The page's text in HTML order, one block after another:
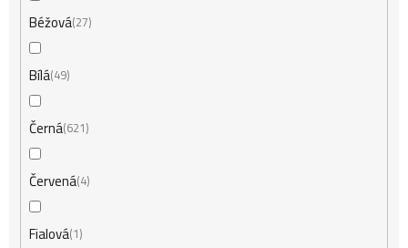
Béžová 27
Bílá 49
Černá 621
Červená 4
Fialová 1